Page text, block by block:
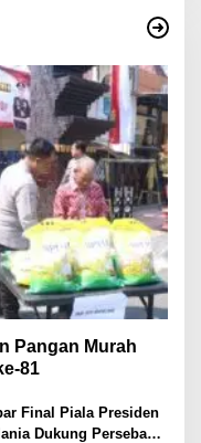
Pangan Murah
81
Final Piala Presiden
Dukung Persebaya